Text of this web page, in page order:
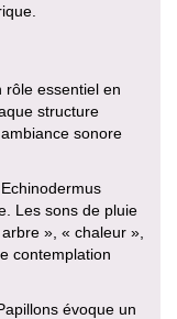
rôle essentiel en
structure
sonore
Les sons de pluie
», « chaleur »,
contemplation
évoque un